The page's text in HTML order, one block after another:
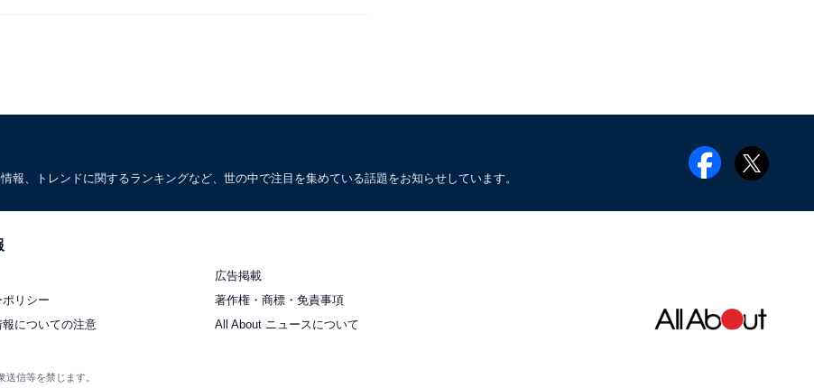
、トレンドに関するランキングなど、世の中で注目を集めている話題をお知らせしています。
広告掲載
リシー
著作権・商標・免責事項
についての注意
All About ニュースについて
信等を禁じます。